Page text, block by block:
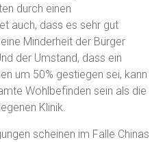
durch einen
auch, dass es sehr gut
Minderheit der Bürger
der Umstand, dass ein
um 50% gestiegen sei, kann
Wohlbefinden sein als die
Klinik.
scheinen im Falle Chinas